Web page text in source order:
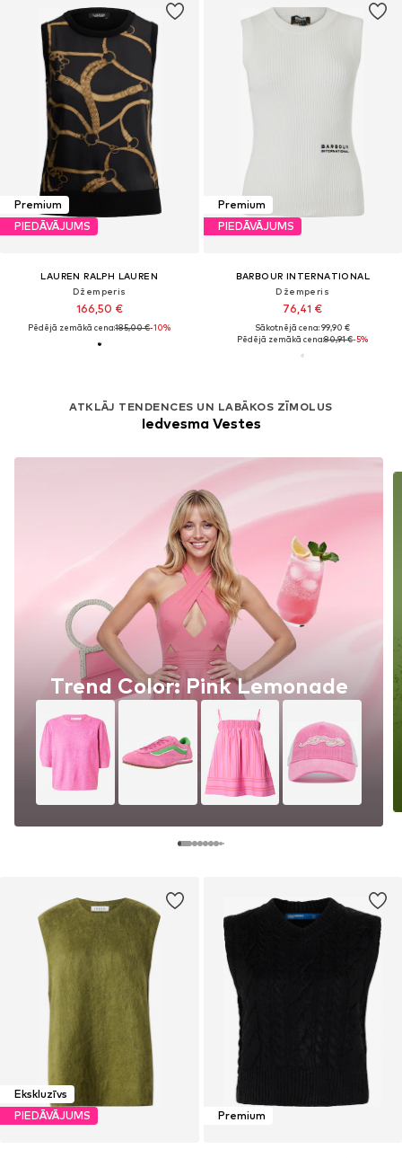
Premium
PIEDĀVĀJUMS
LAUREN RALPH LAUREN
Džemperis
166,50 €
Pēdējā zemākā cena:185,00 €-10%
Premium
PIEDĀVĀJUMS
BARBOUR INTERNATIONAL
Džemperis
76,41 €
Sākotnējā cena: 99,90 €
Pēdējā zemākā cena:80,91 €-5%
ATKLĀJ TENDENCES UN LABĀKOS ZĪMOLUS
Iedvesma Vestes
Trend Color: Pink Lemonade
Ekskluzīvs
PIEDĀVĀJUMS
Premium